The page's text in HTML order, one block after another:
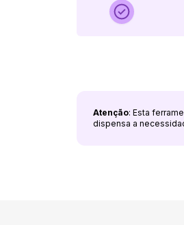
Atenção: Esta
dispensa a